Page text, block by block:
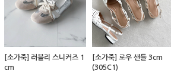
[소가죽] 러블리 스니커즈 1
cm
[소가죽] 로우 샌들 3cm
(305C1)